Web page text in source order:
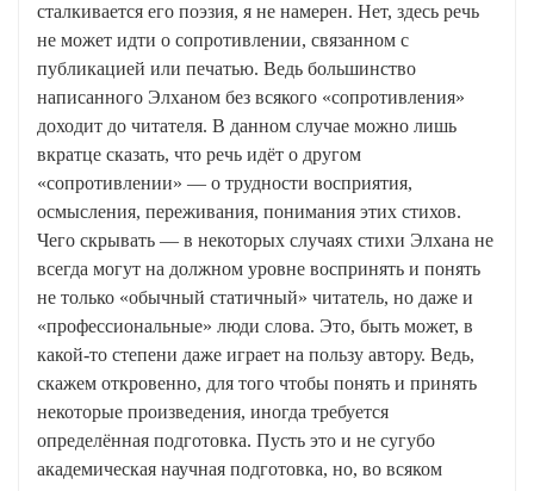
сталкивается его поэзия, я не намерен. Нет, здесь речь
не может идти о сопротивлении, связанном с
публикацией или печатью. Ведь большинство
написанного Элханом без всякого «сопротивления»
доходит до читателя. В данном случае можно лишь
вкратце сказать, что речь идёт о другом
«сопротивлении» — о трудности восприятия,
осмысления, переживания, понимания этих стихов.
Чего скрывать — в некоторых случаях стихи Элхана не
всегда могут на должном уровне воспринять и понять
не только «обычный статичный» читатель, но даже и
«профессиональные» люди слова. Это, быть может, в
какой-то степени даже играет на пользу автору. Ведь,
скажем откровенно, для того чтобы понять и принять
некоторые произведения, иногда требуется
определённая подготовка. Пусть это и не сугубо
академическая научная подготовка, но, во всяком